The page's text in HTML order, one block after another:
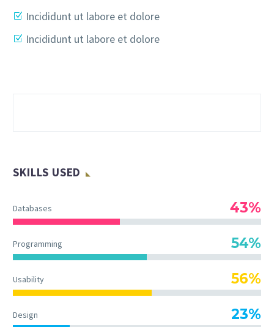
Incididunt ut labore et dolore
Incididunt ut labore et dolore
SKILLS USED
Databases 43%
Programming 54%
Usability 56%
Design 23%